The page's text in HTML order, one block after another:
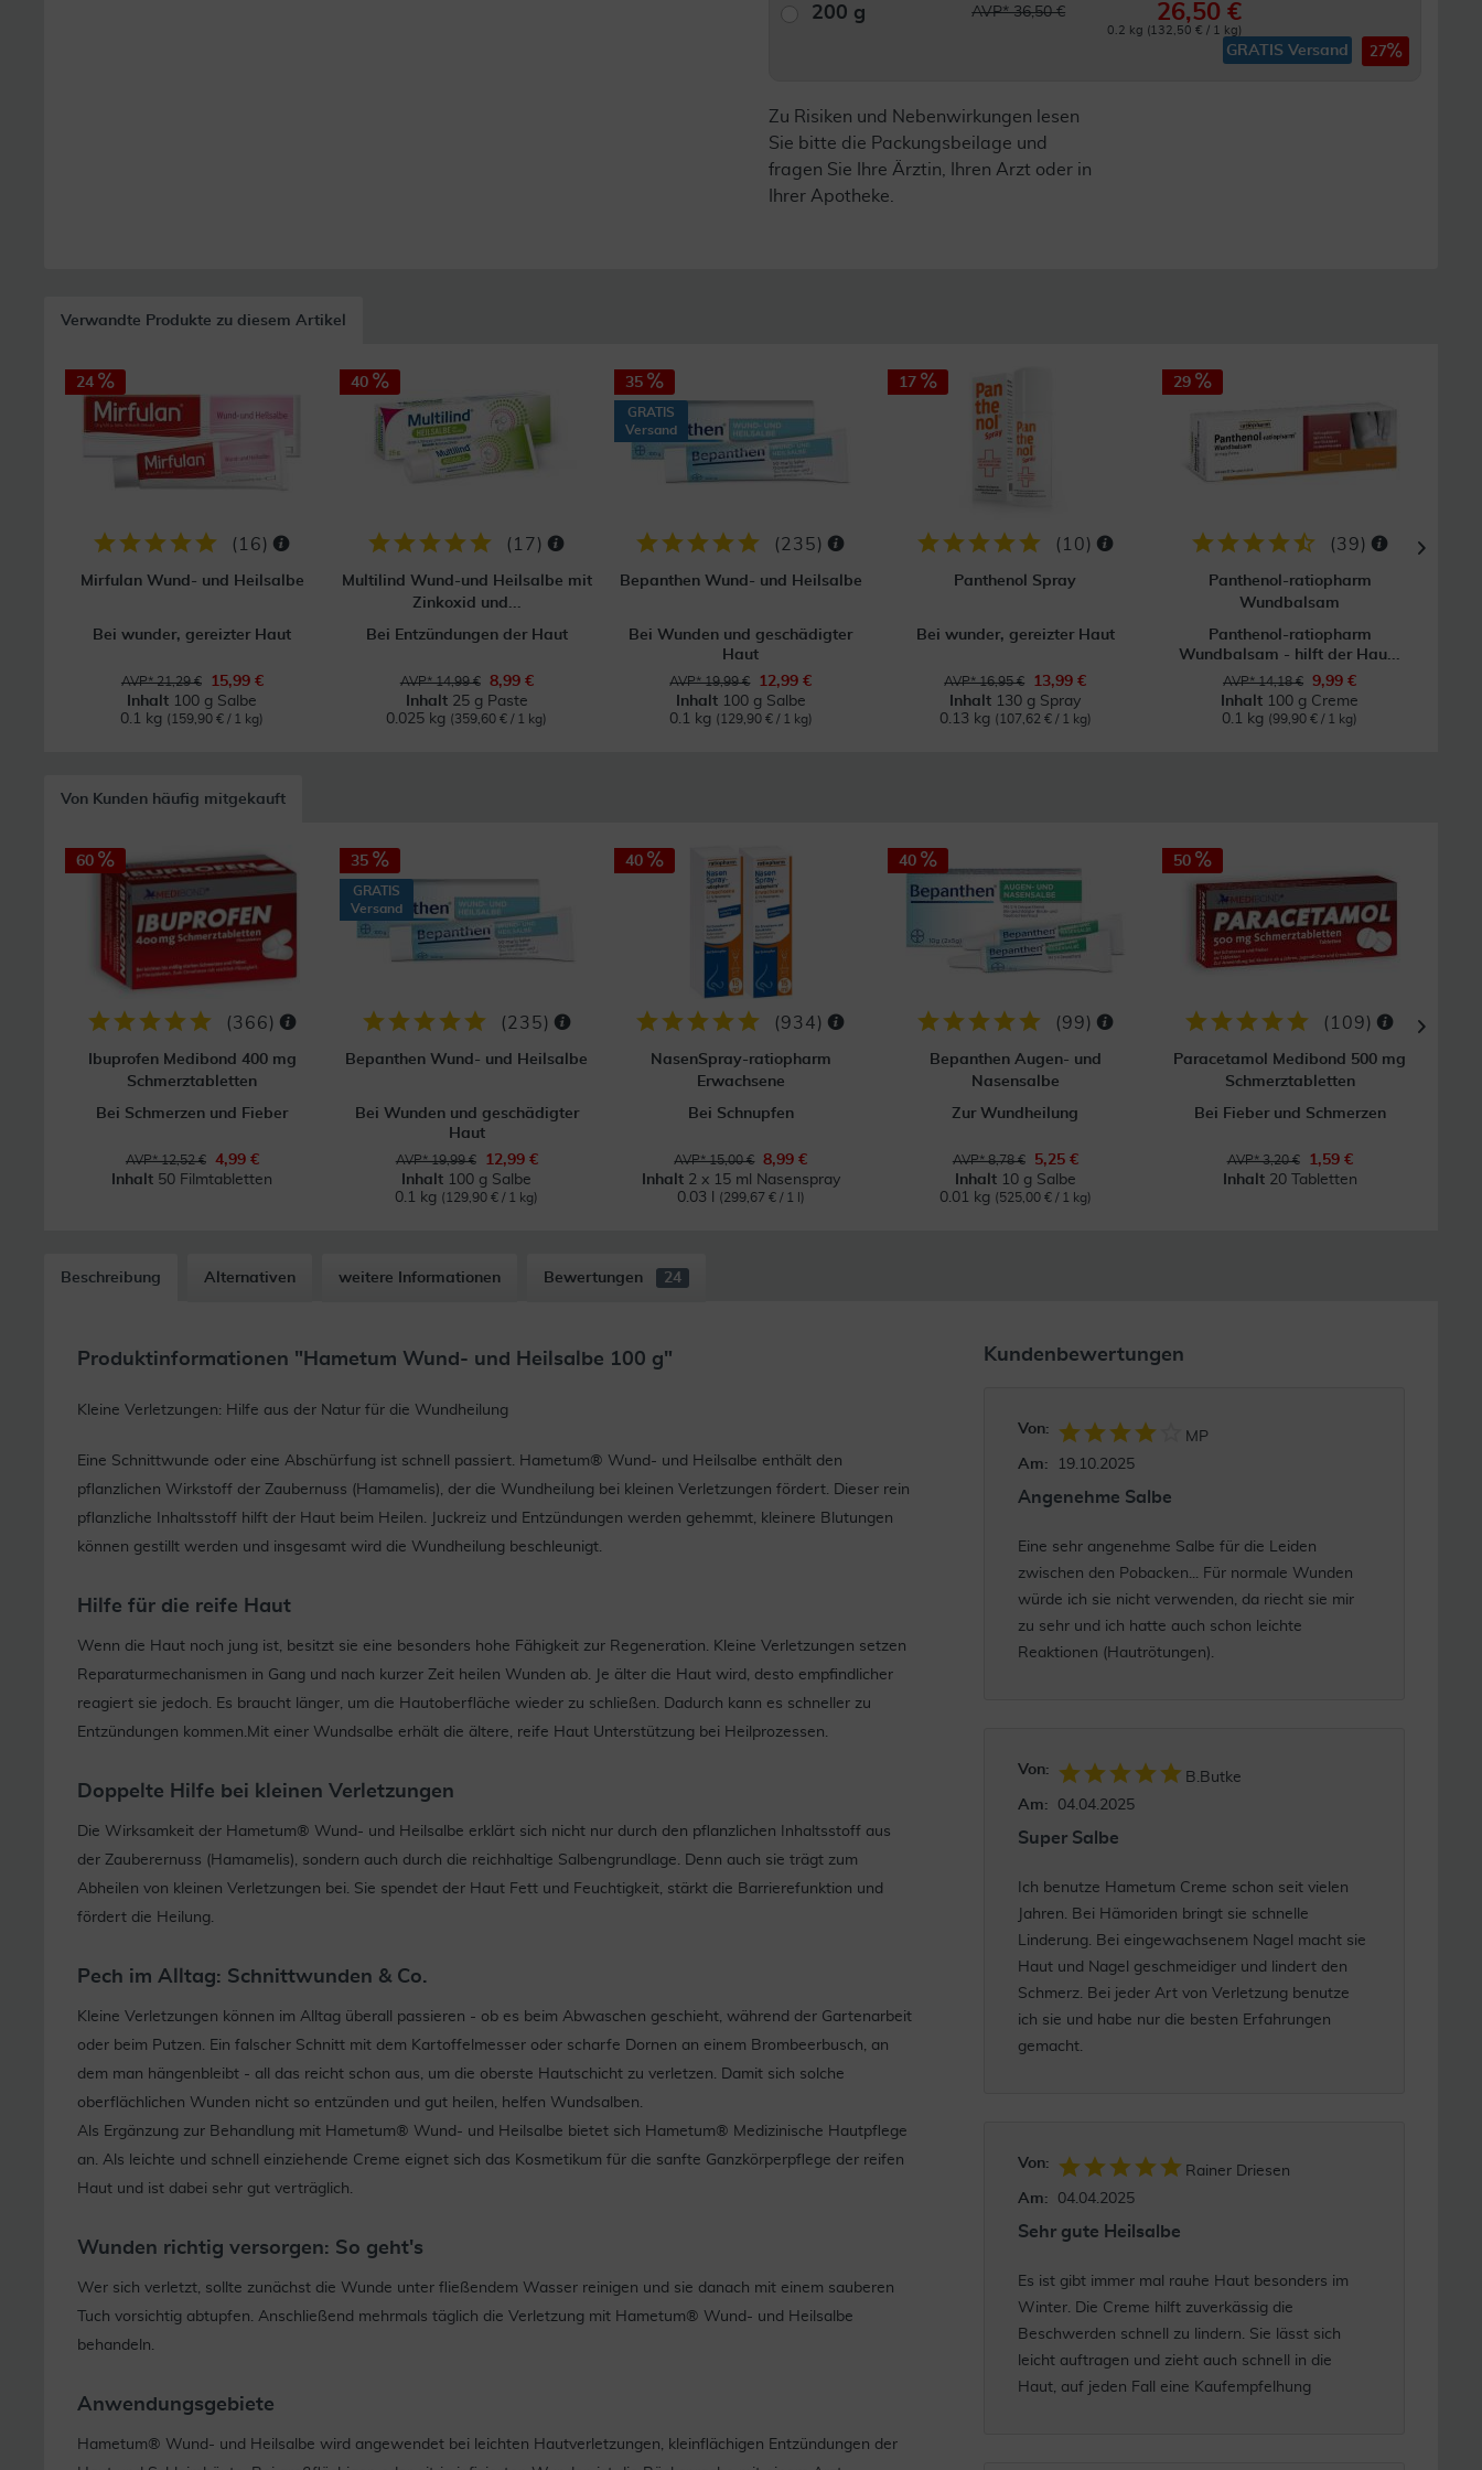
200 g AVP* 36,50 € 26,50 €
0.2 kg (132,50 € / 1 kg)
GRATIS Versand 27
Zu Risiken und Nebenwirkungen lesen
Sie bitte die Packungsbeilage und
fragen Sie Ihre Ärztin, Ihren Arzt oder in
Ihrer Apotheke.
Verwandte Produkte zu diesem Artikel
24
( 16)
Mirfulan Wund- und Heilsalbe
Bei wunder, gereizter Haut
AVP* 21,29 €
15,99 €
Inhalt 100 g Salbe
0.1 kg (159,90 € / 1 kg)
40
( 17 )
Multilind Wund-und Heilsalbe mit
Zinkoxid und...
Bei Entzündungen der Haut
AVP* 14,99 €
8,99 €
Inhalt 25 g Paste
0.025 kg (359,60 € / 1 kg)
35
GRATIS
Versand
(235)
Bepanthen Wund- und Heilsalbe
Bei Wunden und geschädigter
Haut
AVP* 19,99 €
12,99 €
Inhalt 100 g Salbe
0.1 kg (129,90 € / 1 kg)
17
( 10)
Panthenol Spray
Bei wunder, gereizter Haut
AVP* 16,95 €
13,99 €
Inhalt 130 g Spray
0.13 kg (107,62 € / 1 kg)
29
(39)
Panthenol-ratiopharm
Wundbalsam
Panthenol-ratiopharm
Wundbalsam - hilft der Hau...
AVP* 14,18 €
9,99 €
Inhalt 100 g Creme
0.1 kg (99,90 € / 1 kg)
Von Kunden häufig mitgekauft
60
(366)
Ibuprofen Medibond 400 mg
Schmerztabletten
Bei Schmerzen und Fieber
AVP* 12,52 €
4,99 €
Inhalt 50 Filmtabletten
35
GRATIS
Versand
(235)
Bepanthen Wund- und Heilsalbe
Bei Wunden und geschädigter
Haut
AVP* 19,99 €
12,99 €
Inhalt 100 g Salbe
0.1 kg (129,90 € / 1 kg)
40
(934)
NasenSpray-ratiopharm
Erwachsene
Bei Schnupfen
AVP* 15,00 €
8,99 €
Inhalt 2 x 15 ml Nasenspray
0.03 l
(299,67 € / 1 l)
40
(99)
Bepanthen Augen- und
Nasensalbe
Zur Wundheilung
AVP* 8,78 €
5,25 €
Inhalt 10 g Salbe
0.01 kg (525,00 € / 1 kg)
50
( 109)
Paracetamol Medibond 500 mg
Schmerztabletten
Bei Fieber und Schmerzen
AVP* 3,20 €
1,59 €
Inhalt 20 Tabletten
Beschreibung Alternativen weitere Informationen Bewertungen 24
Produktinformationen "Hametum Wund- und Heilsalbe 100 g"
Kleine Verletzungen: Hilfe aus der Natur für die Wundheilung
Eine Schnittwunde oder eine Abschürfung ist schnell passiert. Hametum® Wund- und Heilsalbe enthält den
pflanzlichen Wirkstoff der Zaubernuss (Hamamelis), der die Wundheilung bei kleinen Verletzungen fördert. Dieser rein
pflanzliche Inhaltsstoff hilft der Haut beim Heilen. Juckreiz und Entzündungen werden gehemmt, kleinere Blutungen
können gestillt werden und insgesamt wird die Wundheilung beschleunigt.
Hilfe für die reife Haut
Wenn die Haut noch jung ist, besitzt sie eine besonders hohe Fähigkeit zur Regeneration. Kleine Verletzungen setzen
Reparaturmechanismen in Gang und nach kurzer Zeit heilen Wunden ab. Je älter die Haut wird, desto empfindlicher
reagiert sie jedoch. Es braucht länger, um die Hautoberfläche wieder zu schließen. Dadurch kann es schneller zu
Entzündungen kommen.Mit einer Wundsalbe erhält die ältere, reife Haut Unterstützung bei Heilprozessen.
Doppelte Hilfe bei kleinen Verletzungen
Die Wirksamkeit der Hametum® Wund- und Heilsalbe erklärt sich nicht nur durch den pflanzlichen Inhaltsstoff aus
der Zauberernuss (Hamamelis), sondern auch durch die reichhaltige Salbengrundlage. Denn auch sie trägt zum
Abheilen von kleinen Verletzungen bei. Sie spendet der Haut Fett und Feuchtigkeit, stärkt die Barrierefunktion und
fördert die Heilung.
Pech im Alltag: Schnittwunden & Co.
Kleine Verletzungen können im Alltag überall passieren - ob es beim Abwaschen geschieht, während der Gartenarbeit
oder beim Putzen. Ein falscher Schnitt mit dem Kartoffelmesser oder scharfe Dornen an einem Brombeerbusch, an
dem man hängenbleibt - all das reicht schon aus, um die oberste Hautschicht zu verletzen. Damit sich solche
oberflächlichen Wunden nicht so entzünden und gut heilen, helfen Wundsalben.
Als Ergänzung zur Behandlung mit Hametum® Wund- und Heilsalbe bietet sich Hametum® Medizinische Hautpflege
an. Als leichte und schnell einziehende Creme eignet sich das Kosmetikum für die sanfte Ganzkörperpflege der reifen
Haut und ist dabei sehr gut verträglich.
Wunden richtig versorgen: So geht's
Wer sich verletzt, sollte zunächst die Wunde unter fließendem Wasser reinigen und sie danach mit einem sauberen
Tuch vorsichtig abtupfen. Anschließend mehrmals täglich die Verletzung mit Hametum® Wund- und Heilsalbe
behandeln.
Anwendungsgebiete
Hametum® Wund- und Heilsalbe wird angewendet bei leichten Hautverletzungen, kleinflächigen Entzündungen der
Kundenbewertungen
Von:
MP
Am:
19.10.2025
Angenehme Salbe
Eine sehr angenehme Salbe für die Leiden
zwischen den Pobacken... Für normale Wunden
würde ich sie nicht verwenden, da riecht sie mir
zu sehr und ich hatte auch schon leichte
Reaktionen (Hautrötungen).
Von:
B.Butke
Am:
04.04.2025
Super Salbe
Ich benutze Hametum Creme schon seit vielen
Jahren. Bei Hämoriden bringt sie schnelle
Linderung. Bei eingewachsenem Nagel macht sie
Haut und Nagel geschmeidiger und lindert den
Schmerz. Bei jeder Art von Verletzung benutze
ich sie und habe nur die besten Erfahrungen
gemacht.
Von:
Rainer Driesen
Am:
04.04.2025
Sehr gute Heilsalbe
Es ist gibt immer mal rauhe Haut besonders im
Winter. Die Creme hilft zuverkässig die
Beschwerden schnell zu lindern. Sie lässt sich
leicht auftragen und zieht auch schnell in die
Haut, auf jeden Fall eine Kaufempfelhung